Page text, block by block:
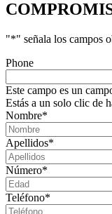
"*" señala los campos
Phone
Este campo es un
Estás a un solo clic de
Nombre*
Apellidos*
Número*
Teléfono*